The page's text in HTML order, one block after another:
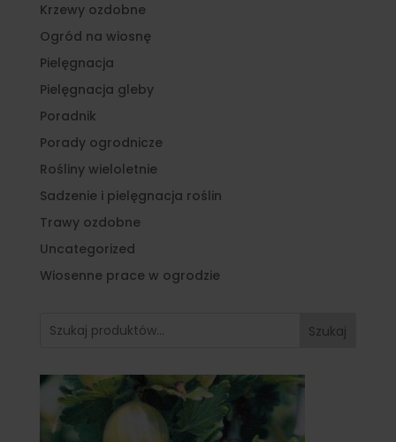
Krzewy ozdobne
Ogród na wiosnę
Pielęgnacja
Pielęgnacja gleby
Poradnik
Porady ogrodnicze
Rośliny wieloletnie
Sadzenie i pielęgnacja roślin
Trawy ozdobne
Uncategorized
Wiosenne prace w ogrodzie
Szukaj